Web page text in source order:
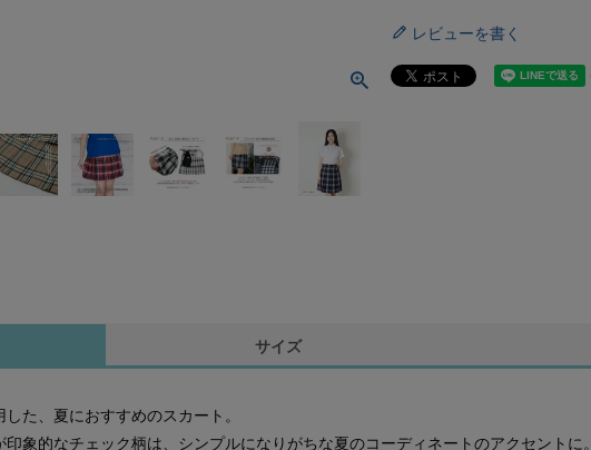
レビューを書く
サイズ
た、夏におすすめのスカート。
象的なチェック柄は、シンプルになりがちな夏のコーディネートのアクセントに。